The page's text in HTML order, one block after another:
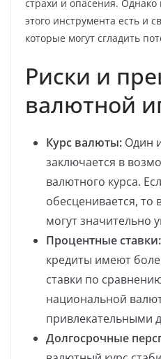
страхи и опасения. Однако
этого инструмента есть и
которые могут сгладить
Риски и
валютной
Курс валюты: Один
заключается в
валютного курса.
обесценивается,
могут значительно
Процентные ставки:
кредиты имеют
ставки по
национальной
привлекательными
Долгосрочные